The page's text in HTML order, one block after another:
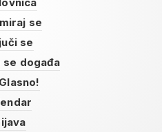
se
se
se događa